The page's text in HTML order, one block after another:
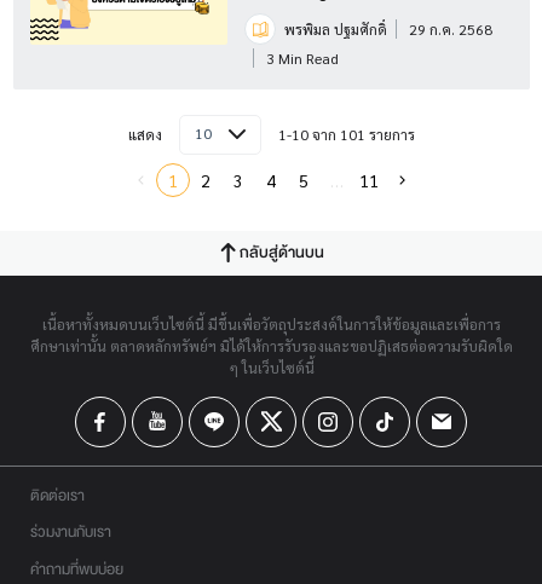
พรพิมล ปฐมศักดิ์
29 ก.ค. 2568
3 Min Read
แสดง 10 1-10 จาก 101 รายการ
1 2 3 4 5 11
กลับสู่ด้านบน
เนื้อหาทั้งหมดบนเว็บไซต์นี้ มีขึ้นเพื่อวัตถุประสงค์ในการให้ข้อมูลและเพื่อการ
ศึกษาเท่านั้น ตลาดหลักทรัพย์ฯ มิได้ให้การรับรองและขอปฏิเสธต่อความรับผิดใด
ๆ ในเว็บไซต์นี้
ติดต่อเรา
ร่วมงานกับเรา
คำถามที่พบบ่อย